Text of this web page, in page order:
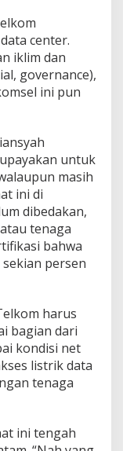
center.
iklim dan
governance),
ini pun
untuk
masih
ini di
dibedakan,
tenaga
bahwa
persen
harus
bagian dari
kondisi net
listrik data
tenaga
ini tengah